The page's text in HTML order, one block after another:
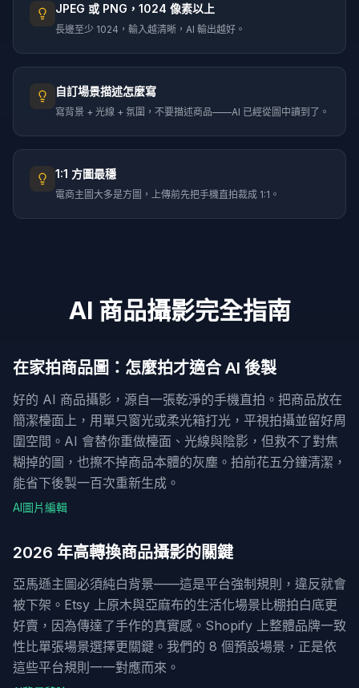
JPEG 或 PNG，1024 像素以上
長邊至少 1024，輸入越清晰，AI 輸出越好。
自訂場景描述怎麼寫
寫背景 + 光線 + 氛圍，不要描述商品——AI 已經從圖中讀到了。
1:1 方圖最穩
電商主圖大多是方圖，上傳前先把手機直拍裁成 1:1。
AI 商品攝影完全指南
在家拍商品圖：怎麼拍才適合 AI 後製
好的 AI 商品攝影，源自一張乾淨的手機直拍。把商品放在
簡潔檯面上，用單只窗光或柔光箱打光，平視拍攝並留好周
圍空間。AI 會替你重做檯面、光線與陰影，但救不了對焦
糊掉的圖，也擦不掉商品本體的灰塵。拍前花五分鐘清潔，
能省下後製一百次重新生成。
AI圖片編輯
2026 年高轉換商品攝影的關鍵
亞馬遜主圖必須純白背景——這是平台強制規則，違反就會
被下架。Etsy 上原木與亞麻布的生活化場景比棚拍白底更
好賣，因為傳達了手作的真實感。Shopify 上整體品牌一致
性比單張場景選擇更關鍵。我們的 8 個預設場景，正是依
這些平台規則一一對應而來。